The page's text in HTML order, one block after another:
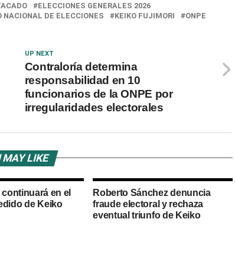
ELECCIONES GENERALES 2026
NACIONAL DE ELECCIONES KEIKO FUJIMORI
ONPE
UP NEXT
Contraloría determina
responsabilidad en 10
funcionarios de la ONPE por
irregularidades electorales
MAY LIKE
en el
de Keiko
Roberto Sánchez denuncia
fraude electoral y rechaza
eventual triunfo de Keiko